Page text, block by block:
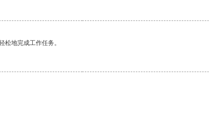
地完成工作任务。